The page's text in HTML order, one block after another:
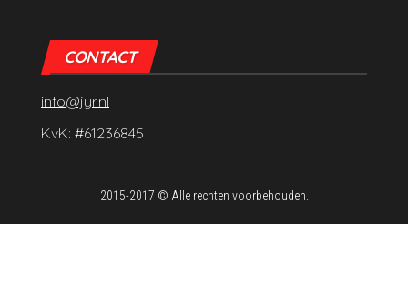
CONTACT
info@jyr.nl
KvK: #61236845
2015-2017 © Alle rechten voorbehouden.